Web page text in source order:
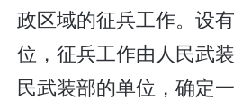
政区域的征兵工作。设
位，征兵工作由人民武
民武装部的单位，确定